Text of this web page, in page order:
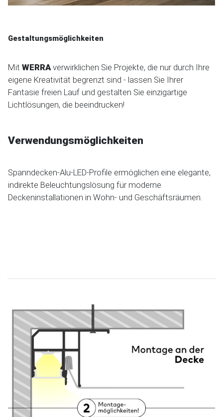
Gestaltungsmöglichkeiten
Mit WERRA verwirklichen Sie Projekte, die nur durch Ihre
eigene Kreativität begrenzt sind - lassen Sie Ihrer
Fantasie freien Lauf und gestalten Sie einzigartige
Lichtlösungen, die beeindrucken!
Verwendungsmöglichkeiten
Spanndecken-Alu-LED-Profile ermöglichen eine elegante,
indirekte Beleuchtungslösung für moderne
Deckeninstallationen in Wohn- und Geschäftsräumen.